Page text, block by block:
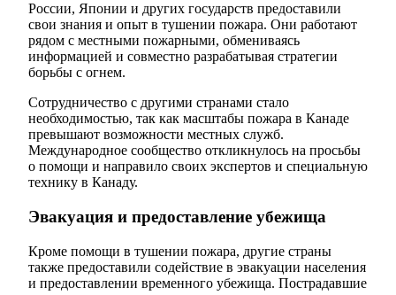
России, Японии и других государств предоставили
свои знания и опыт в тушении пожара. Они работают
рядом с местными пожарными, обмениваясь
информацией и совместно разрабатывая стратегии
борьбы с огнем.
Сотрудничество с другими странами стало
необходимостью, так как масштабы пожара в Канаде
превышают возможности местных служб.
Международное сообщество откликнулось на просьбы
о помощи и направило своих экспертов и специальную
технику в Канаду.
Эвакуация и предоставление убежища
Кроме помощи в тушении пожара, другие страны
также предоставили содействие в эвакуации населения
и предоставлении временного убежища. Пострадавшие